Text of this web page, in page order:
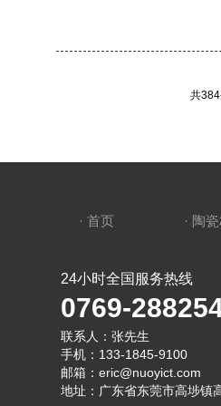
共
· 首页 · 陶
24小时全国服务热线
0769-
联系人：张先生
手机：133-1845-9100
邮箱：eric@nuoyict.com
地址：广东省东莞市高埗镇